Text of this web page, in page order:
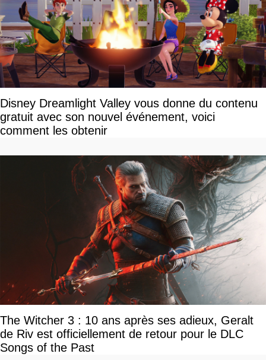
Disney Dreamlight Valley vous donne du contenu
gratuit avec son nouvel événement, voici
comment les obtenir
The Witcher 3 : 10 ans après ses adieux, Geralt
de Riv est officiellement de retour pour le DLC
Songs of the Past